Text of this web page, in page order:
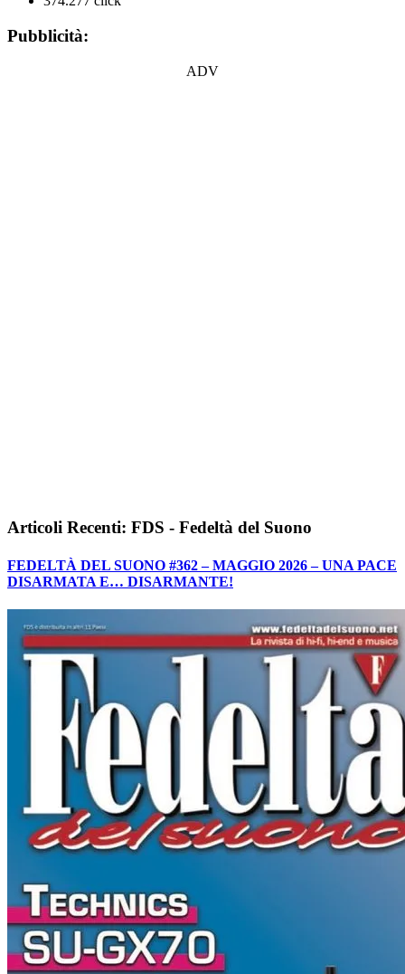
Pubblicità:
ADV
Articoli Recenti: FDS - Fedeltà del Suono
FEDELTÀ DEL SUONO #362 – MAGGIO 2026 – UNA PACE
DISARMATA E… DISARMANTE!